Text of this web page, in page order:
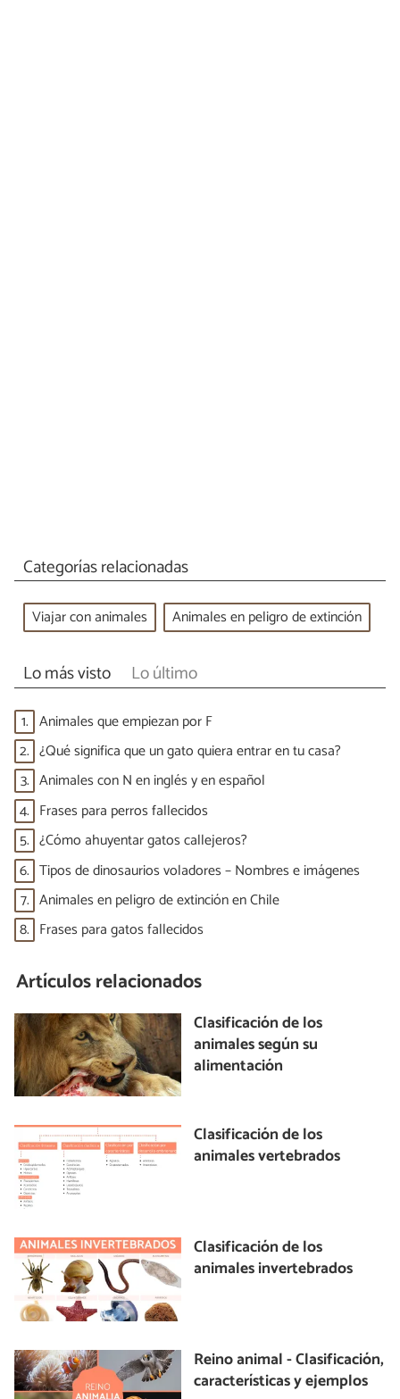
Categorías relacionadas
Viajar con animales Animales en peligro de extinción
Lo más visto Lo último
1. Animales que empiezan por F
2. ¿Qué significa que un gato quiera entrar en tu casa?
3. Animales con N en inglés y en español
4. Frases para perros fallecidos
5. ¿Cómo ahuyentar gatos callejeros?
6. Tipos de dinosaurios voladores – Nombres e imágenes
7. Animales en peligro de extinción en Chile
8. Frases para gatos fallecidos
Artículos relacionados
Clasificación de los
animales según su
alimentación
Clasificación de los
animales vertebrados
Clasificación de los
animales invertebrados
Reino animal - Clasificación,
características y ejemplos